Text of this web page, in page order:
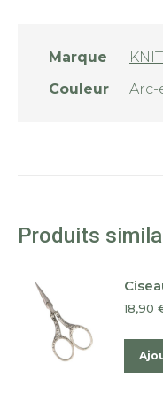
Marque
Couleur
Arc-
Produits
18,90